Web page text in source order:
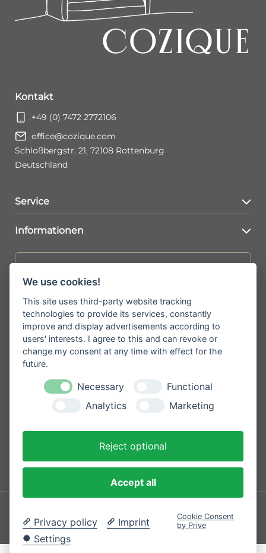
Kontakt
+49 (0) 7472 2772106
office@cozique.com
Schloßbergstr. 21, 72108 Rottenburg
Deutschland
Service
Kontaktformular
Informationen
AGBs
Versand & Lieferkonditionen
Widerrufsbelehrung
Zahlungsarten
neueste Informationen zu unseren
Produkten
Please
leave
Mit der Anmeldung zum Newsletter
stimmen Sie zu, dass wir Ihre
Informationen im Rahmen unserer
Datenschutzbestimmungen
© 2026 Cozique
We use cookies!
This site uses third-party website tracking
technologies to provide its services, constantly
improve and display advertisements according to
users' interests. I agree to this and can revoke or
change my consent at any time with effect for the
future.
Necessary
Functional
Analytics
Marketing
Reject optional
Accept all
Privacy policy
Imprint
Settings
Cookie Consent
by Prive